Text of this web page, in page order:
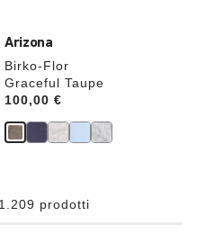
Arizona
Birko-Flor
Graceful Taupe
Price:
100,00 €
prodotti